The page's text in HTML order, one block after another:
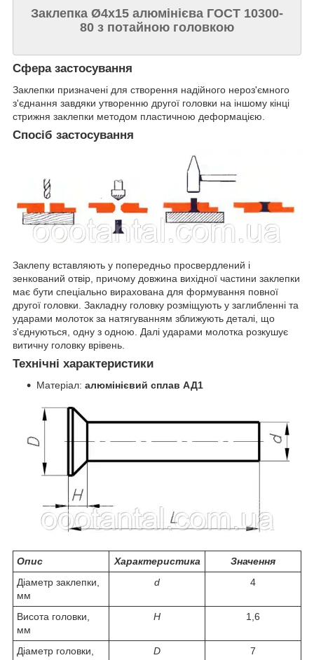
Заклепка Ø4х15 алюмінієва ГОСТ 10300-
80 з потайною головкою
Сфера застосування
Заклепки призначені для створення надійного нероз'ємного
з'єднання завдяки утворенню другої головки на іншому кінці
стрижня заклепки методом пластичною деформацією.
Спосіб застосування
Заклепу вставляють у попередньо просвердлений і
зенкований отвір, причому довжина вихідної частини заклепки
має бути спеціально вирахована для формування повної
другої головки. Закладну головку розміщують у заглибленні та
ударами молоток за натягуванням зближують деталі, що
з'єднуються, одну з одною. Далі ударами молотка розкушує
витичну головку врівень.
Технічні характеристики
Матеріал: алюмінієвий сплав АД1
Опис Характеристика
Значення
Діаметр заклепки,
мм
d 4
Висота головки,
мм
Н 1,6
Діаметр головки,
D 7